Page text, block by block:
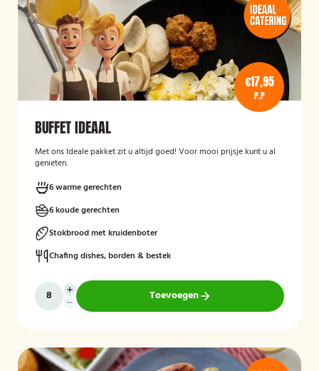
€17,95
P.P
BUFFET IDEAAL
Met ons Ideale pakket zit u altijd goed! Voor mooi prijsje kunt u al
genieten.
6 warme gerechten
6 koude gerechten
Stokbrood met kruidenboter
Chafing dishes, borden & bestek
Toevoegen